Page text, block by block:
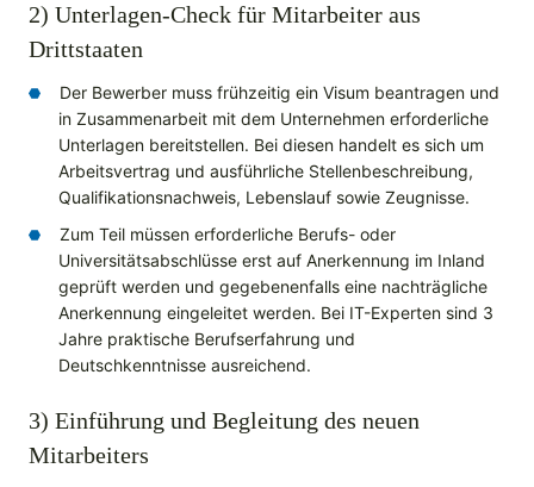
2) Unterlagen-Check für Mitarbeiter aus
Drittstaaten
Der Bewerber muss frühzeitig ein Visum beantragen und
in Zusammenarbeit mit dem Unternehmen erforderliche
Unterlagen bereitstellen. Bei diesen handelt es sich um
Arbeitsvertrag und ausführliche Stellenbeschreibung,
Qualifikationsnachweis, Lebenslauf sowie Zeugnisse.
Zum Teil müssen erforderliche Berufs- oder
Universitätsabschlüsse erst auf Anerkennung im Inland
geprüft werden und gegebenenfalls eine nachträgliche
Anerkennung eingeleitet werden. Bei IT-Experten sind 3
Jahre praktische Berufserfahrung und
Deutschkenntnisse ausreichend.
3) Einführung und Begleitung des neuen
Mitarbeiters